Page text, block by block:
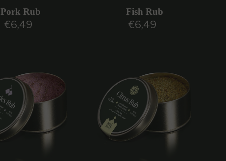
Pork Rub
Prezzo regolare
€6,49
Fish Rub
Prezzo regolare
€6,49